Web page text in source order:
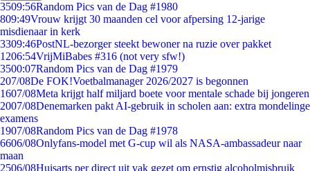
3509:56Random Pics van de Dag #1980
809:49Vrouw krijgt 30 maanden cel voor afpersing 12-jarige
misdienaar in kerk
3309:46PostNL-bezorger steekt bewoner na ruzie over pakket
1206:54VrijMiBabes #316 (not very sfw!)
3500:07Random Pics van de Dag #1979
207/08De FOK!Voetbalmanager 2026/2027 is begonnen
1607/08Meta krijgt half miljard boete voor mentale schade bij jongeren
2007/08Denemarken pakt AI-gebruik in scholen aan: extra mondelinge
examens
1907/08Random Pics van de Dag #1978
6606/08Onlyfans-model met G-cup wil als NASA-ambassadeur naar
maan
2506/08Huisarts per direct uit vak gezet om ernstig alcoholmisbruik